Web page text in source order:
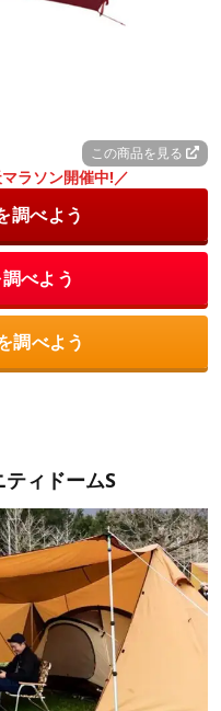
この商品を見る
ラソン開催中!／
調べよう
べよう
調べよう
ィドームS